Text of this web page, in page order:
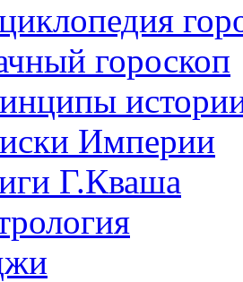
гороскоп
Империи
Г.Кваша